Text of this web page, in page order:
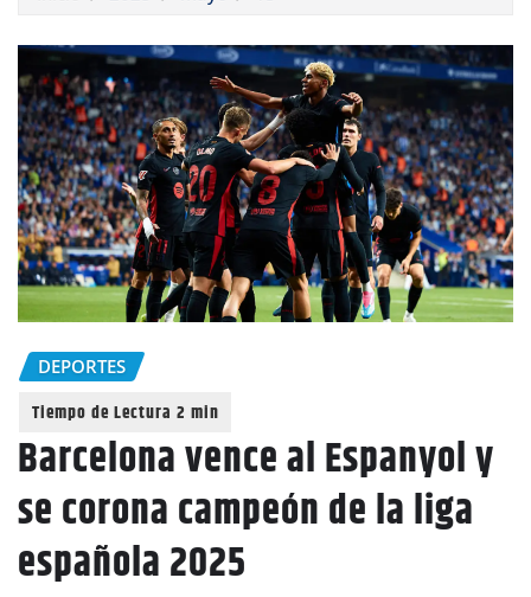
DEPORTES
Barcelona vence al Espanyol y
se corona campeón de la liga
española 2025